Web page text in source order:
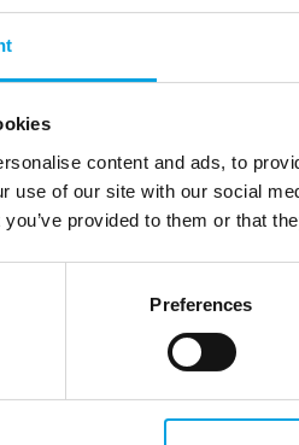
content and ads, to
use of our site with our social
provided to them or that
Preferences